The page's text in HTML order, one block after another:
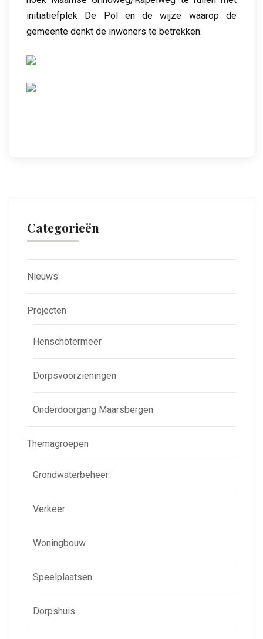
initiatiefplek De Pol en de wijze waarop de
gemeente denkt de inwoners te betrekken.
Categorieën
Nieuws
Projecten
Henschotermeer
Dorpsvoorzieningen
Onderdoorgang Maarsbergen
Themagroepen
Grondwaterbeheer
Verkeer
Woningbouw
Speelplaatsen
Dorpshuis